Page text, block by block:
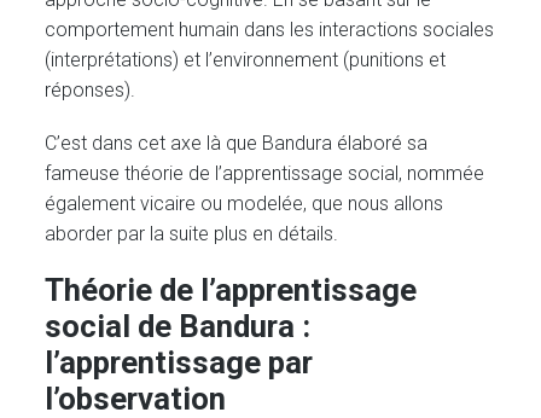
comportement humain dans les interactions sociales
(interprétations) et l’environnement (punitions et
réponses).
C’est dans cet axe là que Bandura élaboré sa
fameuse théorie de l’apprentissage social, nommée
également vicaire ou modelée, que nous allons
aborder par la suite plus en détails.
Théorie de l’apprentissage
social de Bandura :
l’apprentissage par
l’observation